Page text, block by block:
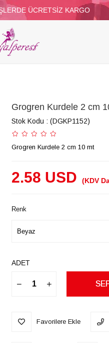
ÜCRETSİZ KARGO
TÜY BONCUKLAR
DİĞER
Grogren Kurdele 2 cm
Stok Kodu (DGKP1152)
Grogren Kurdele 2 cm 10 mt
2.58 USD (KDV
Renk
ADET
Favorilere Ekle